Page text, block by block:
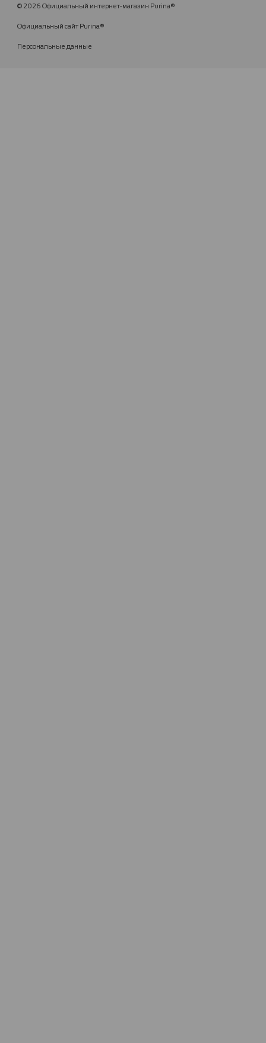
© 2026 Официальный интернет-магазин Purina®
Официальный сайт Purina®
Персональные данные